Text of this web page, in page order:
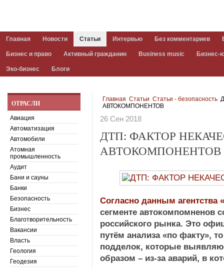
Главная Новости Статьи Интервью Без комментариев
Бизнес и право Активный гражданин Business music Бизнес-
Эко-бизнес Блоги
Главная Статьи Статьи - безопасность
АВТОКОМПОНЕНТОВ
26 Сен 2018
ДТП: ФАКТОР
АВТОКОМПОНЕНТОВ
Согласно данным агентства
сегменте автокомпомненов
российского рынка. Это
путём анализа «по факту»,
подделок, которые
образом – из-за аварий, в
ОТРАСЛИ
Авиация
Автоматизация
Автомобили
Атомная
промышленность
Аудит
Бани и сауны
Банки
Безопасность
Бизнес
Благотворительность
Вакансии
Власть
Геология
Геодезия